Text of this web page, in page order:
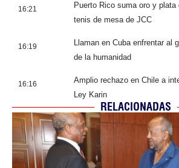
16:21
Puerto Rico suma oro y
tenis de mesa de JCC
16:19
Llaman en Cuba enfrentar al
de la humanidad
16:16
Amplio rechazo en Chile a
Ley Karin
RELACIONADAS